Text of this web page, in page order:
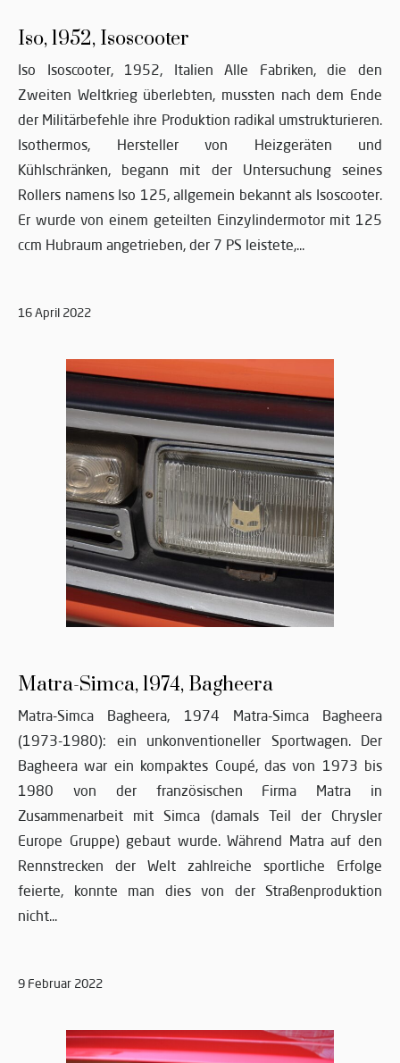
Iso, 1952, Isoscooter
Iso Isoscooter, 1952, Italien Alle Fabriken, die den
Zweiten Weltkrieg überlebten, mussten nach dem Ende
der Militärbefehle ihre Produktion radikal umstrukturieren.
Isothermos, Hersteller von Heizgeräten und
Kühlschränken, begann mit der Untersuchung seines
Rollers namens Iso 125, allgemein bekannt als Isoscooter.
Er wurde von einem geteilten Einzylindermotor mit 125
ccm Hubraum angetrieben, der 7 PS leistete,...
16 April 2022
Matra-Simca, 1974, Bagheera
Matra-Simca Bagheera, 1974 Matra-Simca Bagheera
(1973-1980): ein unkonventioneller Sportwagen. Der
Bagheera war ein kompaktes Coupé, das von 1973 bis
1980 von der französischen Firma Matra in
Zusammenarbeit mit Simca (damals Teil der Chrysler
Europe Gruppe) gebaut wurde. Während Matra auf den
Rennstrecken der Welt zahlreiche sportliche Erfolge
feierte, konnte man dies von der Straßenproduktion
nicht...
9 Februar 2022